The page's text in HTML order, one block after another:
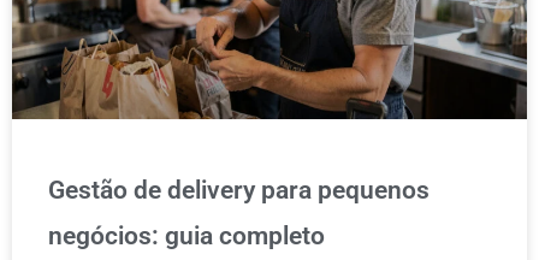
Gestão de delivery para pequenos
negócios: guia completo